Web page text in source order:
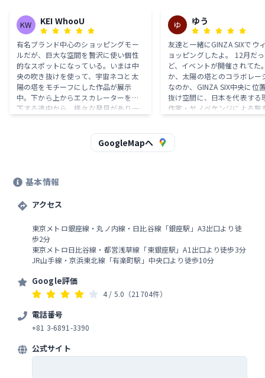
KW KEI WhooU
有名ブランド中心のショッピングモー
ルだが、巨大な空間を贅沢に使い個性
的なスポットになっている。いまは中
央の吹き抜けを使って、宇宙ネコと太
陽の塔をモチーフにした作品が展示
中。下から上からエスカレーターを上
下する途中から、様々な発見があり一
ンなど並びゆっくり時間を過ごせる。
ゆ ゆう
友達と一緒にGINZA SIXでウ
ョッピングしたよ。 12月だったんだけ
ど、イベントが開催されてた
か、太陽の塔とのコラボレー
なのか、GINZA SIX中央に位
抜け空間に、日本を代表する
作家・ヤノベケンジによる旅
ジェだった。 GINZA SIXの洗
GoogleMapへ
基本情報
アクセス
東京メトロ銀座線・丸ノ内線・日比谷線「銀座駅」A3出口より徒
歩2分
東京メトロ日比谷線・都営浅草線「東銀座駅」A1出口より徒歩3分
JR山手線・京浜東北線「有楽町駅」中央口より徒歩10分
Google評価
4 / 5.0 （21704件）
電話番号
+81 3-6891-3390
公式サイト